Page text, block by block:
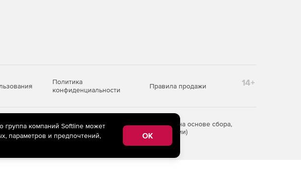
Политика
конфиденциальности
Правила продажи 14+
технологии предоставления информации на основе сбора,
находящихся на территории Российской Федерации)
группа компаний Softline может
параметров и предпочтений,
OK